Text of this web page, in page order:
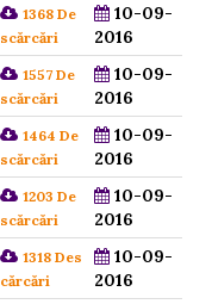
1368 De
scărcări
10-09-
2016
1557 De
scărcări
10-09-
2016
1464 De
scărcări
10-09-
2016
1203 De
scărcări
10-09-
2016
1318 Des
cărcări
10-09-
2016